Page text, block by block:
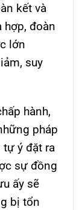
kết và
hợp, đoàn
lớn
suy
hành,
pháp
tự ý đặt ra
sự đồng
ấy sẽ
bị tổn